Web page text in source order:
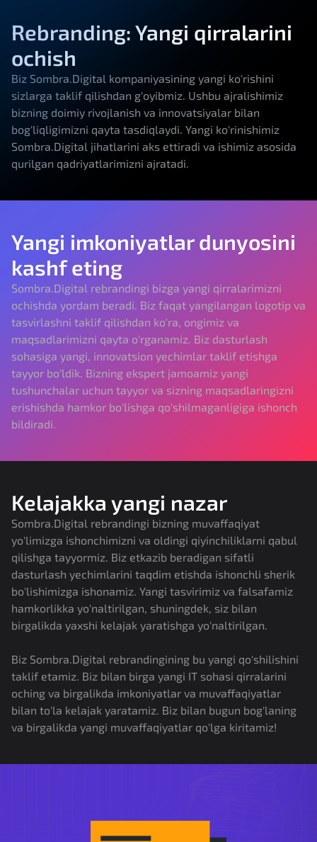
Rebranding: Yangi qirralarini
ochish
Biz Sombra.Digital kompaniyasining yangi ko'rishini
sizlarga taklif qilishdan g'oyibmiz. Ushbu ajralishimiz
bizning doimiy rivojlanish va innovatsiyalar bilan
bog'liqligimizni qayta tasdiqlaydi. Yangi ko'rinishimiz
Sombra.Digital jihatlarini aks ettiradi va ishimiz asosida
qurilgan qadriyatlarimizni ajratadi.
Yangi imkoniyatlar dunyosini
kashf eting
Sombra.Digital rebrandingi bizga yangi qirralarimizni
ochishda yordam beradi. Biz faqat yangilangan logotip va
tasvirlashni taklif qilishdan ko'ra, ongimiz va
maqsadlarimizni qayta o'rganamiz. Biz dasturlash
sohasiga yangi, innovatsion yechimlar taklif etishga
tayyor bo'ldik. Bizning ekspert jamoamiz yangi
tushunchalar uchun tayyor va sizning maqsadlaringizni
erishishda hamkor bo'lishga qo'shilmaganligiga ishonch
bildiradi.
Kelajakka yangi nazar
Sombra.Digital rebrandingi bizning muvaffaqiyat
yo'limizga ishonchimizni va oldingi qiyinchiliklarni qabul
qilishga tayyormiz. Biz etkazib beradigan sifatli
dasturlash yechimlarini taqdim etishda ishonchli sherik
bo'lishimizga ishonamiz. Yangi tasvirimiz va falsafamiz
hamkorlikka yo'naltirilgan, shuningdek, siz bilan
birgalikda yaxshi kelajak yaratishga yo'naltirilgan.
Biz Sombra.Digital rebrandingining bu yangi qo'shilishini
taklif etamiz. Biz bilan birga yangi IT sohasi qirralarini
oching va birgalikda imkoniyatlar va muvaffaqiyatlar
bilan to'la kelajak yaratamiz. Biz bilan bugun bog'laning
va birgalikda yangi muvaffaqiyatlar qo'lga kiritamiz!